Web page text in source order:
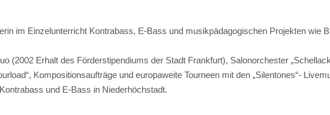
im Einzelunterricht Kontrabass, E-Bass und musikpädagogischen Projekten wie
(2002 Erhalt des Förderstipendiums der Stadt Frankfurt), Salonorchester
Kompositionsaufträge und europaweite Tourneen mit den „Silentones“-
und E-Bass in Niederhöchstadt.